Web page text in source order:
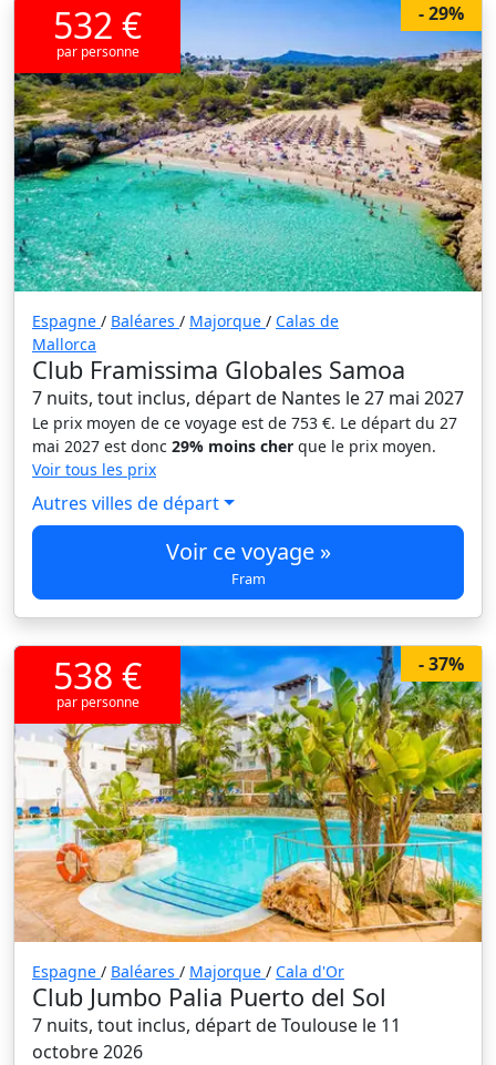
- 29%
532 €
par personne
Espagne / Baléares / Majorque / Calas de
Mallorca
Club Framissima Globales Samoa
7 nuits, tout inclus, départ de Nantes le 27 mai 2027
Le prix moyen de ce voyage est de 753 €. Le départ du 27
mai 2027 est donc 29% moins cher que le prix moyen.
Voir tous les prix
Autres villes de départ
Voir ce voyage »
Fram
- 37%
538 €
par personne
Espagne / Baléares / Majorque / Cala d'Or
Club Jumbo Palia Puerto del Sol
7 nuits, tout inclus, départ de Toulouse le 11
octobre 2026